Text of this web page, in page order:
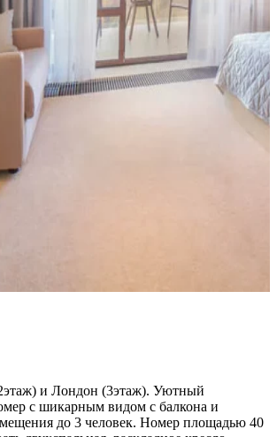
и Лондон (3этаж). Уютный
с шикарным видом с балкона и
до 3 человек. Номер площадью 40